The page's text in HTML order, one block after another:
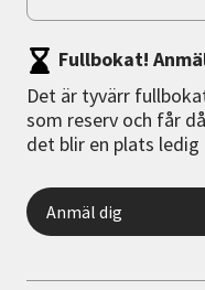
Fullbokat!
Det är tyvärr
som reserv och får
det blir en plats ledig
Anmäl dig